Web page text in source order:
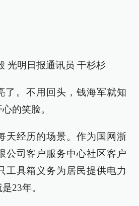
光明日报通讯员 干杉杉
了。不用回头，钱海军就知
的笑脸。
天经历的场景。作为国网浙
公司客户服务中心社区客户
工具箱义务为居民提供电力
23年。